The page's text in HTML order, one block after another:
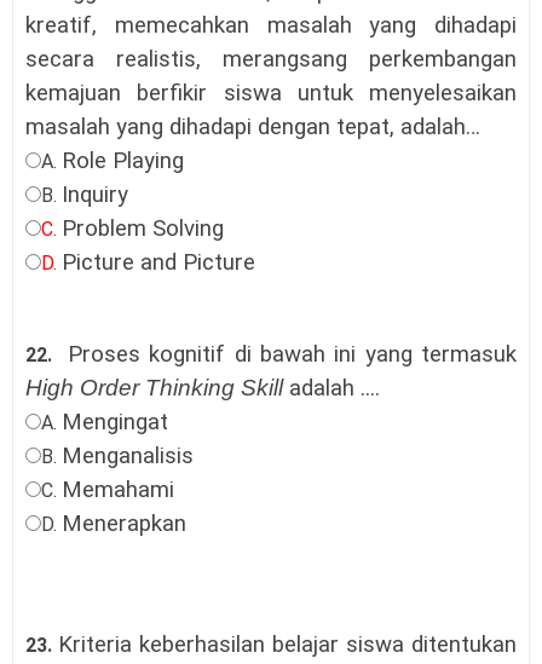
kreatif, memecahkan masalah yang dihadapi
secara realistis, merangsang perkembangan
kemajuan berfikir siswa untuk menyelesaikan
masalah yang dihadapi dengan tepat, adalah…
A. Role Playing
B. Inquiry
C. Problem Solving
D. Picture and Picture
22. Proses kognitif di bawah ini yang termasuk
High Order Thinking Skill adalah ....
A. Mengingat
B. Menganalisis
C. Memahami
D. Menerapkan
23. Kriteria keberhasilan belajar siswa ditentukan